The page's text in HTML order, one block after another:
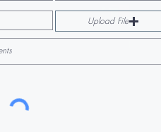
Upload File